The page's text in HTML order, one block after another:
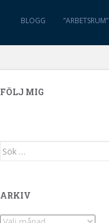
BLOGG ”ARBETSRUM”
FÖLJ MIG
Sök efter:
ARKIV